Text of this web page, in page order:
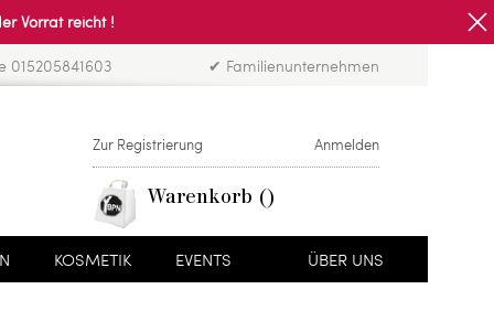
Vorrat reicht !
015205841603 ✔ Familienunternehmen
Zur Registrierung Anmelden
Warenkorb
KOSMETIK EVENTS ÜBER UNS